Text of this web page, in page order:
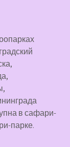
в сафари-
парке.